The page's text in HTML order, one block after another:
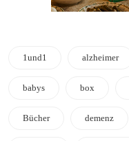
1und1 alzheimer
babys box
Bücher demenz